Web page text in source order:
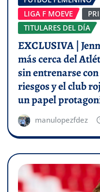
LIGA F MOEVE
TITULARES DEL DÍA
EXCLUSIVA |
más cerca del
sin entrenarse
riesgos y el club
un papel
manulopezfdez